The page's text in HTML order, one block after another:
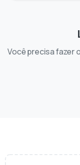
Você precisa fazer